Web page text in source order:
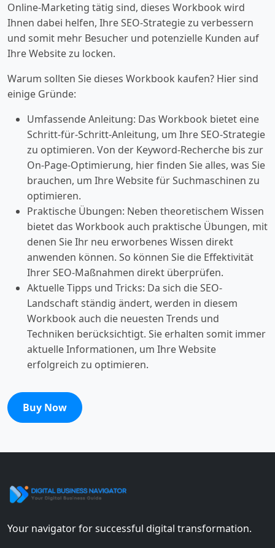
Online-Marketing tätig sind, dieses Workbook wird
Ihnen dabei helfen, Ihre SEO-Strategie zu verbessern
und somit mehr Besucher und potenzielle Kunden auf
Ihre Website zu locken.
Warum sollten Sie dieses Workbook kaufen? Hier sind
einige Gründe:
Umfassende Anleitung: Das Workbook bietet eine
Schritt-für-Schritt-Anleitung, um Ihre SEO-Strategie
zu optimieren. Von der Keyword-Recherche bis zur
On-Page-Optimierung, hier finden Sie alles, was Sie
brauchen, um Ihre Website für Suchmaschinen zu
optimieren.
Praktische Übungen: Neben theoretischem Wissen
bietet das Workbook auch praktische Übungen, mit
denen Sie Ihr neu erworbenes Wissen direkt
anwenden können. So können Sie die Effektivität
Ihrer SEO-Maßnahmen direkt überprüfen.
Aktuelle Tipps und Tricks: Da sich die SEO-
Landschaft ständig ändert, werden in diesem
Workbook auch die neuesten Trends und
Techniken berücksichtigt. Sie erhalten somit immer
aktuelle Informationen, um Ihre Website
erfolgreich zu optimieren.
Buy Now
Your navigator for successful digital transformation.